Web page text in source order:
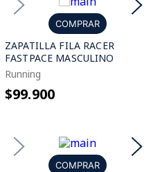
COMPRAR
ZAPATILLA FILA RACER
FASTPACE MASCULINO
Running
$99.900
COMPRAR